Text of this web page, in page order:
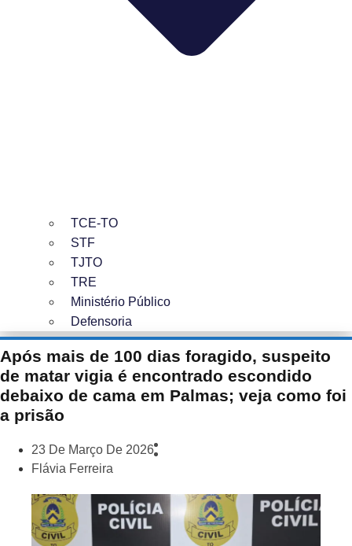
TCE-TO
STF
TJTO
TRE
Ministério Público
Defensoria
Após mais de 100 dias foragido, suspeito
de matar vigia é encontrado escondido
debaixo de cama em Palmas; veja como foi
a prisão
23 De Março De 2026
Flávia Ferreira